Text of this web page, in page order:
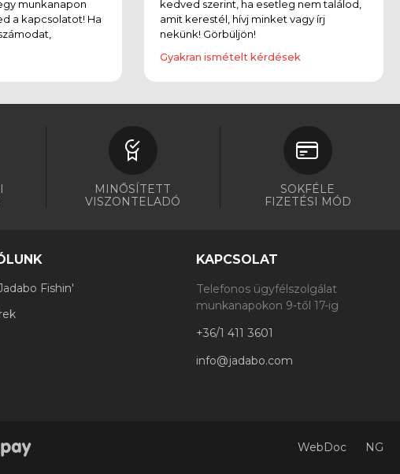
egy munkanapon
a kapcsolatot! Ha
kedved szerint, ha esetleg nem találod,
amit kerestél, hívj minket vagy írj
nekünk! Görbüljön!
Gyakran ismételt kérdések
MINŐSÍTETT
VISZONTELADÓ
SOKFÉLE
FIZETÉSI MÓD
Fishin'
KAPCSOLAT
Telefonos ügyfélszolgálat
munkanapokon 9-től 17-ig
+36/1 411 3601
info@jadabo.com
WebDoc NG